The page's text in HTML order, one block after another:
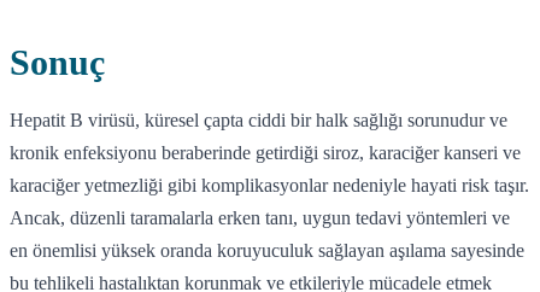
Sonuç
Hepatit B virüsü, küresel çapta ciddi bir halk sağlığı sorunudur ve
kronik enfeksiyonu beraberinde getirdiği siroz, karaciğer kanseri ve
karaciğer yetmezliği gibi komplikasyonlar nedeniyle hayati risk taşır.
Ancak, düzenli taramalarla erken tanı, uygun tedavi yöntemleri ve
en önemlisi yüksek oranda koruyuculuk sağlayan aşılama sayesinde
bu tehlikeli hastalıktan korunmak ve etkileriyle mücadele etmek